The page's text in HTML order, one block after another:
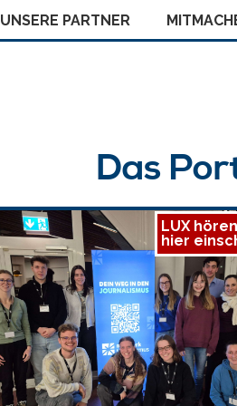
UNSERE PARTNER
Das
LUX hören
hier